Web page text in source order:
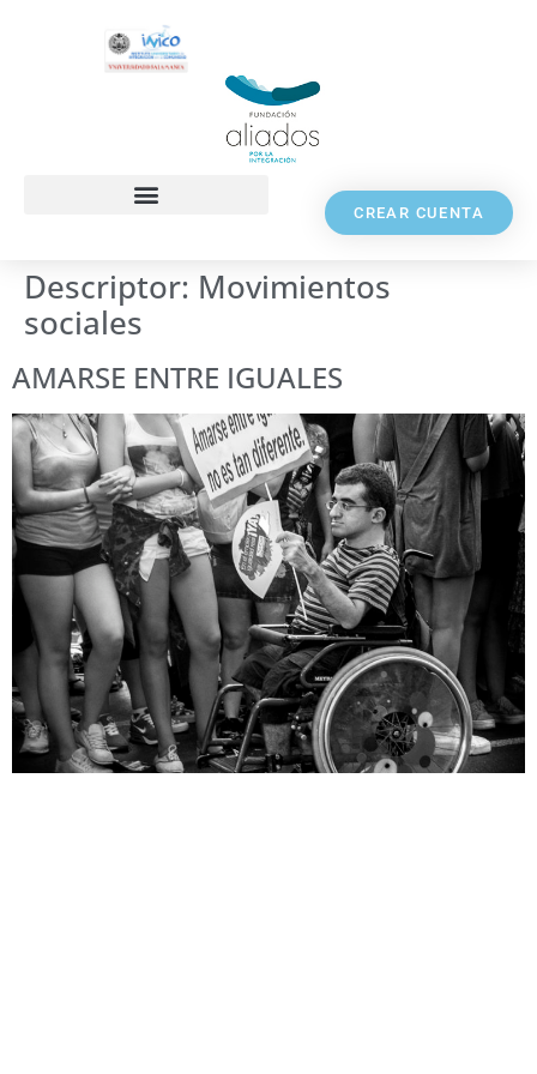
CREAR CUENTA
Descriptor: Movimientos
sociales
AMARSE ENTRE IGUALES